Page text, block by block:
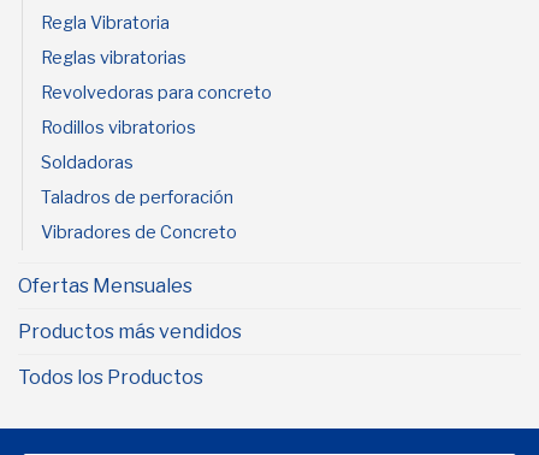
Regla Vibratoria
Reglas vibratorias
Revolvedoras para concreto
Rodillos vibratorios
Soldadoras
Taladros de perforación
Vibradores de Concreto
Ofertas Mensuales
Productos más vendidos
Todos los Productos